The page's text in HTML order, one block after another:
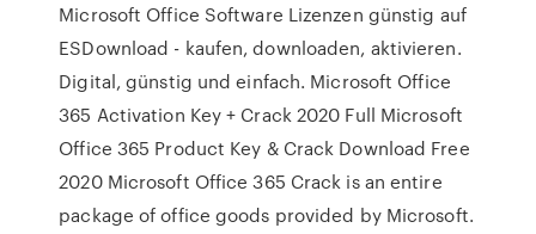
Microsoft Office Software Lizenzen günstig auf
ESDownload - kaufen, downloaden, aktivieren.
Digital, günstig und einfach. Microsoft Office
365 Activation Key + Crack 2020 Full Microsoft
Office 365 Product Key & Crack Download Free
2020 Microsoft Office 365 Crack is an entire
package of office goods provided by Microsoft.